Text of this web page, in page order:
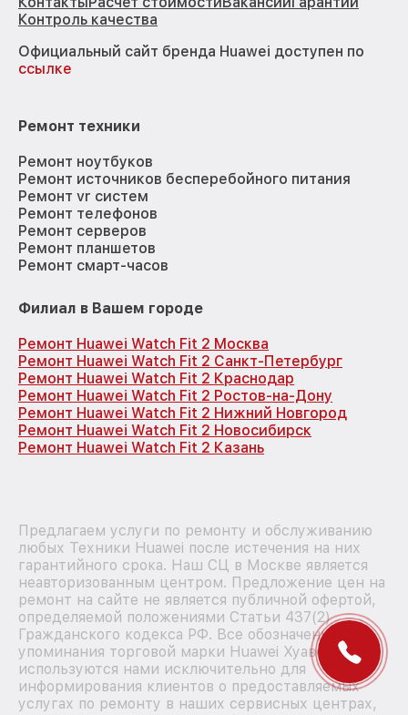
Контроль качества
Официальный сайт бренда Huawei доступен по
ссылке
Ремонт техники
Ремонт ноутбуков
Ремонт источников бесперебойного питания
Ремонт vr систем
Ремонт телефонов
Ремонт серверов
Ремонт планшетов
Ремонт смарт-часов
Филиал в Вашем городе
Ремонт Huawei Watch Fit 2 Москва
Ремонт Huawei Watch Fit 2 Санкт-Петербург
Ремонт Huawei Watch Fit 2 Краснодар
Ремонт Huawei Watch Fit 2 Ростов-на-Дону
Ремонт Huawei Watch Fit 2 Нижний Новгород
Ремонт Huawei Watch Fit 2 Новосибирск
Ремонт Huawei Watch Fit 2 Казань
Предлагаем услуги по ремонту и обслуживанию
любых Техники Huawei после истечения на них
гарантийного срока. Наш СЦ в Москве является
неавторизованным центром. Предложение цен на
ремонт на сайте не является публичной офертой,
определяемой положениями Статьи 437(2)
Гражданского кодекса РФ. Все обозначения и
упоминания торговой марки Huawei Хуавей
используются нами исключительно для
информирования клиентов о предоставляемых
услугах по ремонту в наших сервисных центрах,